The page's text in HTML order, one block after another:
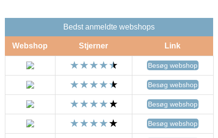
Bedst anmeldte webshops
Webshop Stjerner Link
Besøg webshop
Besøg webshop
Besøg webshop
Besøg webshop